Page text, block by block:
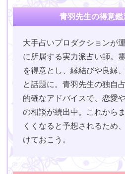
青羽先生の得意鑑
大手占いプロダクションが
に所属する実力派占い師。
を得意とし、縁結びや良縁
と話題に。青羽先生の独自
的確なアドバイスで、恋愛
の相談が続出中。これから
くくなると予想されるため
けておこう。